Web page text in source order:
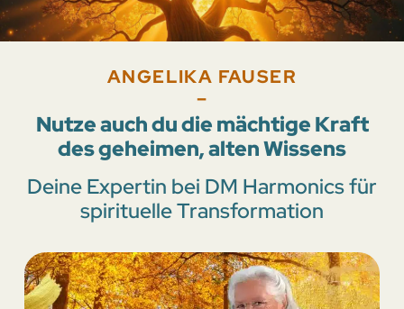
ANGELIKA FAUSER
–
Nutze auch du die mächtige Kraft
des geheimen, alten Wissens
Deine Expertin bei DM Harmonics für
spirituelle Transformation